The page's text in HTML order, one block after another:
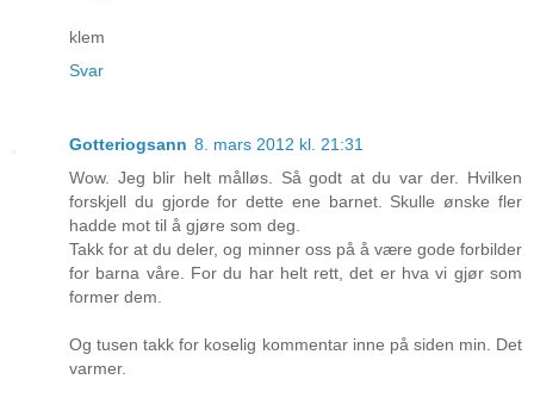
klem
Svar
Gotteriogsann 8. mars 2012 kl. 21:31
Wow. Jeg blir helt målløs. Så godt at du var der. Hvilken
forskjell du gjorde for dette ene barnet. Skulle ønske fler
hadde mot til å gjøre som deg.
Takk for at du deler, og minner oss på å være gode forbilder
for barna våre. For du har helt rett, det er hva vi gjør som
former dem.
Og tusen takk for koselig kommentar inne på siden min. Det
varmer.